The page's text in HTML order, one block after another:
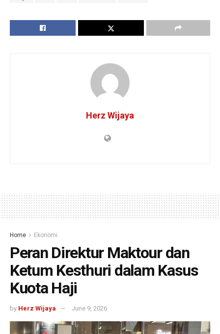
Herz Wijaya
Home Ekonomi
Peran Direktur Maktour dan
Ketum Kesthuri dalam Kasus
Kuota Haji
by Herz Wijaya June 9, 2026